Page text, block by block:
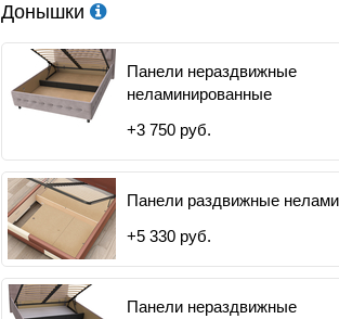
Донышки
Панели нераздвижные
неламинированные
+3 750 руб.
Панели раздвижные
+5 330 руб.
Панели нераздвижные